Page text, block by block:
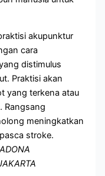
akupunktur
cara
distimulus
Praktisi akan
yang terkena atau
Rangsang
meningkatkan
stroke.